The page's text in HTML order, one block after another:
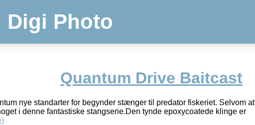
Digi Photo
Quantum Drive Baitcast
nye standarter for begynder stænger til predator fiskeriet. Selvom at
i denne fantastiske stangserie.Den tynde epoxycoatede klinge er